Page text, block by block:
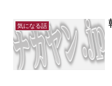
気になる話